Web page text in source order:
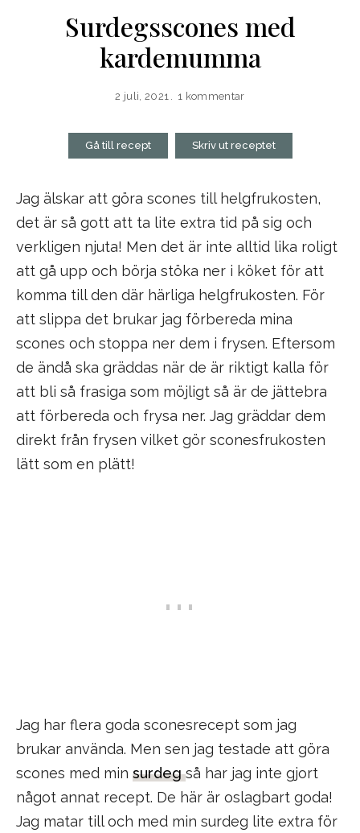
Surdegsscones med
kardemumma
2 juli, 2021 1 kommentar
Gå till recept Skriv ut receptet
Jag älskar att göra scones till helgfrukosten,
det är så gott att ta lite extra tid på sig och
verkligen njuta! Men det är inte alltid lika roligt
att gå upp och börja stöka ner i köket för att
komma till den där härliga helgfrukosten. För
att slippa det brukar jag förbereda mina
scones och stoppa ner dem i frysen. Eftersom
de ändå ska gräddas när de är riktigt kalla för
att bli så frasiga som möjligt så är de jättebra
att förbereda och frysa ner. Jag gräddar dem
direkt från frysen vilket gör sconesfrukosten
lätt som en plätt!
Jag har flera goda sconesrecept som jag
brukar använda. Men sen jag testade att göra
scones med min surdegså har jag inte gjort
något annat recept. De här är oslagbart goda!
Jag matar till och med min surdeg lite extra för